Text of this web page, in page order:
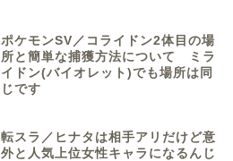
ポケモンSV／コライドン2体目の場
所と簡単な捕獲方法について ミラ
イドン(バイオレット)でも場所は同
じです
転スラ／ヒナタは相手アリだけど意
外と人気上位女性キャラになるんじ